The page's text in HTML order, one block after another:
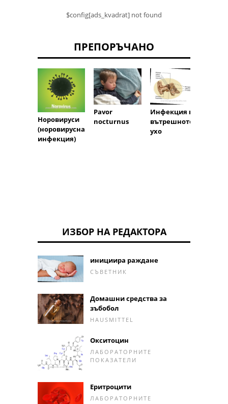
$config[ads_kvadrat] not found
ПРЕПОРЪЧАНО
Норовируси
(норовирусна
инфекция)
Pavor
nocturnus
Инфекция на
вътрешното
ухо
ИЗБОР НА РЕДАКТОРА
инициира раждане
СЪВЕТНИК
Домашни средства за
зъбобол
HAUSMITTEL
Окситоцин
ЛАБОРАТОРНИТЕ
ПОКАЗАТЕЛИ
Еритроцити
ЛАБОРАТОРНИТЕ